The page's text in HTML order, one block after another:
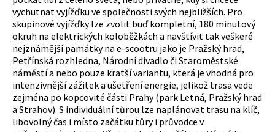
vychutnat vyjížďku ve společnosti svých nejbližších. Pro
skupinové vyjížďky lze zvolit buď kompletní, 180 minutový
okruh na elektrických koloběžkách a navštívit tak veškeré
nejznámější památky na e-scootru jako je Pražský hrad,
Petřínská rozhledna, Národní divadlo či Staroměstské
náměstí a nebo pouze kratší variantu, která je vhodná pro
intenzivnější zážitek a ušetření energie, jelikož trasa vede
zejména po kopcovité části Prahy (park Letná, Pražský hrad
a Strahov). S individuální tůrou lze naplánovat trasu na klíč,
libovolný čas i místo začátku tůry i průvodce v